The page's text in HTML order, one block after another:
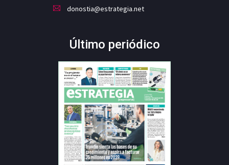
donostia@estrategia.net
Último periódico